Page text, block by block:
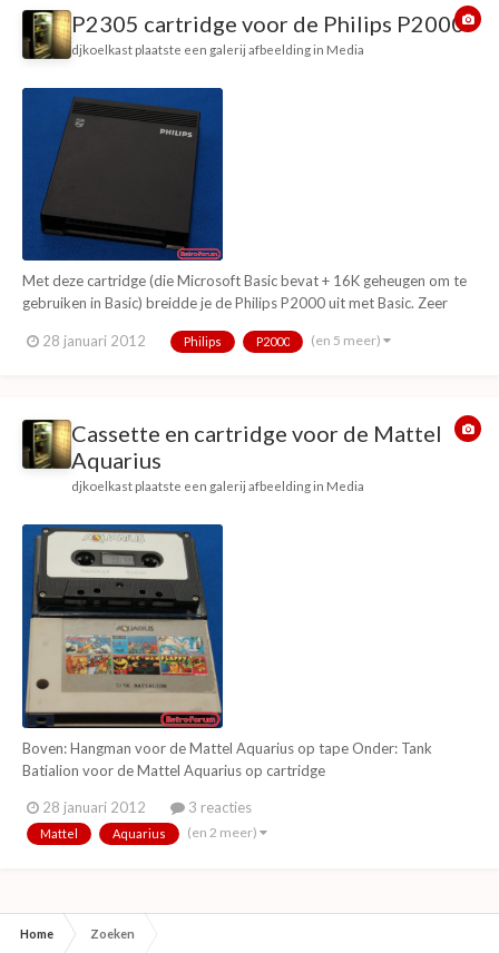
P2305 cartridge voor de Philips P2000
djkoelkast plaatste een galerij afbeelding in Media
Met deze cartridge (die Microsoft Basic bevat + 16K geheugen om te
gebruiken in Basic) breidde je de Philips P2000 uit met Basic. Zeer
zonder deze module.
28 januari 2012 Philips P2000 (en 5 meer)
Cassette en cartridge voor de Mattel
Aquarius
djkoelkast plaatste een galerij afbeelding in Media
Boven: Hangman voor de Mattel Aquarius op tape Onder: Tank
Batialion voor de Mattel Aquarius op cartridge
28 januari 2012 3 reacties
Mattel Aquarius (en 2 meer)
Home Zoeken